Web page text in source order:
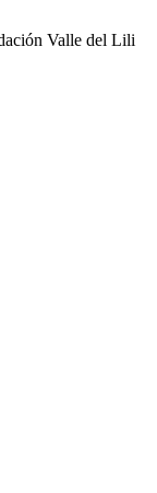
Valle del Lili